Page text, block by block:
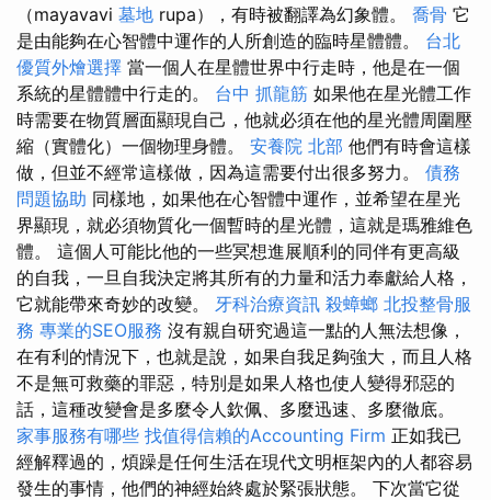
（mayavavi 墓地 rupa），有時被翻譯為幻象體。 喬骨 它
是由能夠在心智體中運作的人所創造的臨時星體體。 台北
優質外燴選擇 當一個人在星體世界中行走時，他是在一個
系統的星體體中行走的。 台中 抓龍筋 如果他在星光體工作
時需要在物質層面顯現自己，他就必須在他的星光體周圍壓
縮（實體化）一個物理身體。 安養院 北部 他們有時會這樣
做，但並不經常這樣做，因為這需要付出很多努力。 債務
問題協助 同樣地，如果他在心智體中運作，並希望在星光
界顯現，就必須物質化一個暫時的星光體，這就是瑪雅維色
體。 這個人可能比他的一些冥想進展順利的同伴有更高級
的自我，一旦自我決定將其所有的力量和活力奉獻給人格，
它就能帶來奇妙的改變。 牙科治療資訊 殺蟑螂 北投整骨服
務 專業的SEO服務 沒有親自研究過這一點的人無法想像，
在有利的情況下，也就是說，如果自我足夠強大，而且人格
不是無可救藥的罪惡，特別是如果人格也使人變得邪惡的
話，這種改變會是多麼令人欽佩、多麼迅速、多麼徹底。
家事服務有哪些 找值得信賴的Accounting Firm 正如我已
經解釋過的，煩躁是任何生活在現代文明框架內的人都容易
發生的事情，他們的神經始終處於緊張狀態。 下次當它從